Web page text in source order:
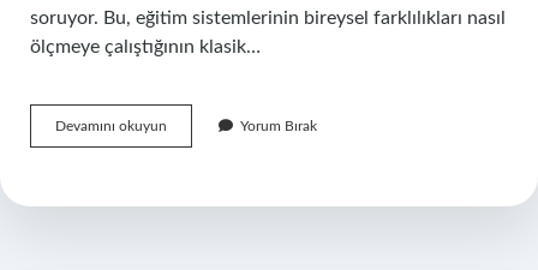
soruyor. Bu, eğitim sistemlerinin bireysel farklılıkları nasıl
ölçmeye çalıştığının klasik…
Devamını okuyun
kısaltması
Yorum Bırak